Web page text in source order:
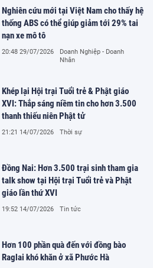
Nghiên cứu mới tại Việt Nam cho thấy hệ
thống ABS có thể giúp giảm tới 29% tai
nạn xe mô tô
20:48 29/07/2026
Doanh Nghiệp - Doanh
Nhân
Khép lại Hội trại Tuổi trẻ & Phật giáo
XVI: Thắp sáng niềm tin cho hơn 3.500
thanh thiếu niên Phật tử
21:21 14/07/2026 Thời sự
Đồng Nai: Hơn 3.500 trại sinh tham gia
talk show tại Hội trại Tuổi trẻ và Phật
giáo lần thứ XVI
19:52 14/07/2026 Tin tức
Hơn 100 phần quà đến với đồng bào
Raglai khó khăn ở xã Phước Hà